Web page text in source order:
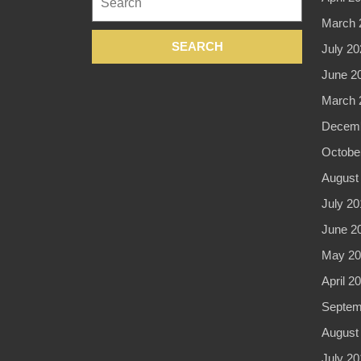
for:
March
July
June
March
August
July
June
May
April
August